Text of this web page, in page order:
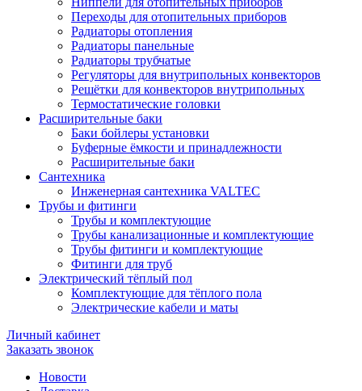
Переходы для отопительных приборов
Радиаторы отопления
Радиаторы панельные
Радиаторы трубчатые
Регуляторы для внутрипольных конвекторов
Решётки для конвекторов внутрипольных
Термостатические головки
Расширительные баки
Баки бойлеры установки
Буферные ёмкости и принадлежности
Расширительные баки
Сантехника
Инженерная сантехника VALTEC
Трубы и фитинги
Трубы и комплектующие
Трубы канализационные и комплектующие
Трубы фитинги и комплектующие
Фитинги для труб
Электрический тёплый пол
Комплектующие для тёплого пола
Электрические кабели и маты
Личный кабинет
Заказать звонок
Новости